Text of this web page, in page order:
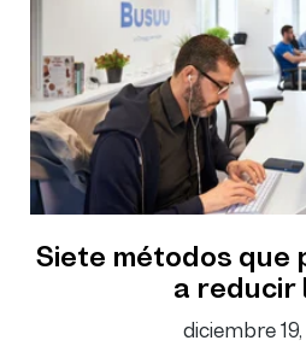
Siete métodos que
a reducir
diciembre